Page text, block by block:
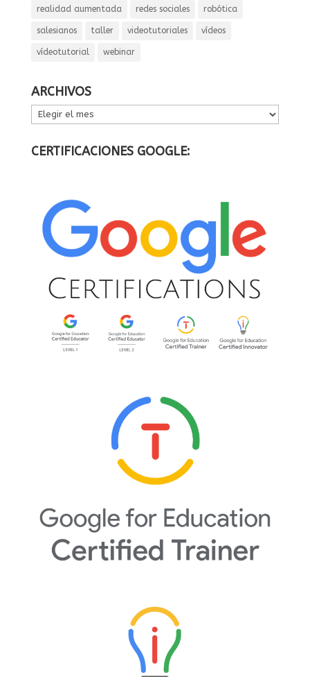
realidad aumentada redes sociales robótica
salesianos taller videotutoriales vídeos
vídeotutorial webinar
ARCHIVOS
ARCHIVOS
CERTIFICACIONES GOOGLE: